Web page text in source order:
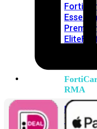
Elite
RMA
FortiCare
1